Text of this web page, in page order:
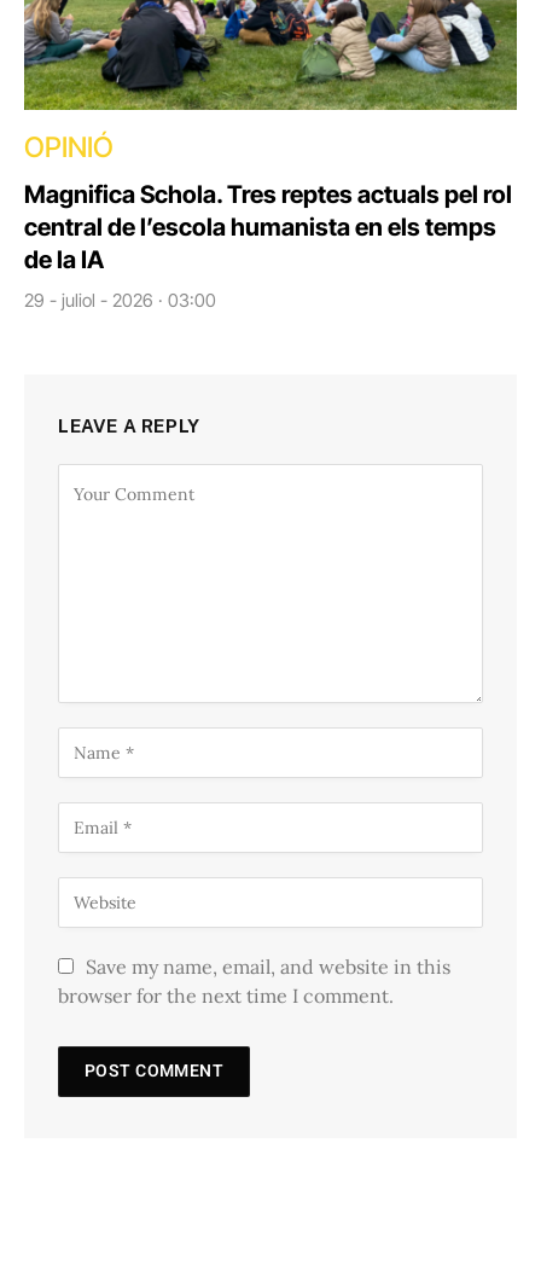
OPINIÓ
Magnifica Schola. Tres reptes actuals pel rol
central de l’escola humanista en els temps
de la IA
29 - juliol - 2026 · 03:00
LEAVE A REPLY
Save my name, email, and website in this
browser for the next time I comment.